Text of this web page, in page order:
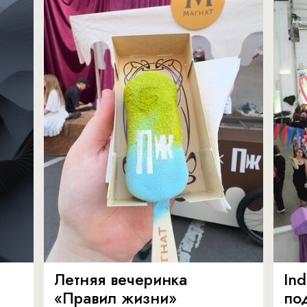
Летняя вечеринка
«Правил жизни»